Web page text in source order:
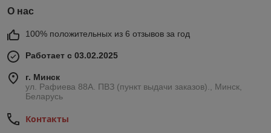
О нас
100% положительных из 6 отзывов за год
Работает с 03.02.2025
г. Минск
ул. Рафиева 88А. ПВЗ (пункт выдачи заказов)., Минск,
Беларусь
Контакты